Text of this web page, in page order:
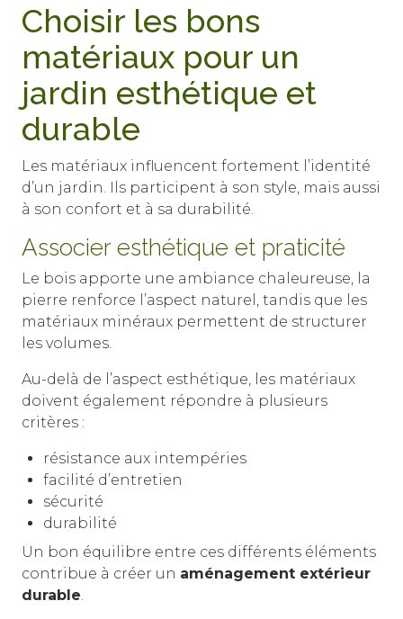
Choisir les bons
matériaux pour un
jardin esthétique et
durable
Les matériaux influencent fortement l’identité
d’un jardin. Ils participent à son style, mais aussi
à son confort et à sa durabilité.
Associer esthétique et praticité
Le bois apporte une ambiance chaleureuse, la
pierre renforce l’aspect naturel, tandis que les
matériaux minéraux permettent de structurer
les volumes.
Au-delà de l’aspect esthétique, les matériaux
doivent également répondre à plusieurs
critères :
résistance aux intempéries
facilité d’entretien
sécurité
durabilité
Un bon équilibre entre ces différents éléments
contribue à créer un aménagement extérieur
durable.